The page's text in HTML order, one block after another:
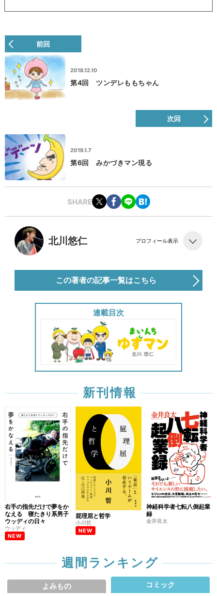
前回
2018.12.10
第4回 ツンデレももちゃん
次回
2019.1.7
第6回 みかづきマン現る
SHARE
北川悠仁 プロフィール表示
この著者の記事一覧はこちら
連載目次
新刊情報
右手の指先だけで夢をか
なえる 寝たきり系男子
ウッディの日々
ウッディ
NEW
屁理屈と哲学
小川哲
NEW
神経科学者七転八倒起業
録
金井良太
週間ランキング
よみもの コミック